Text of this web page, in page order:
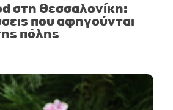
στη Θεσσαλονίκη:
που αφηγούνται
πόλης